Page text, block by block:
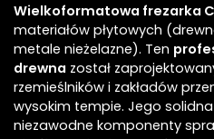
Wielkoformatowa frezarka
materiałów płytowych
metale nieżelazne). Ten
drewna został
rzemieślników i zakładów
wysokim tempie. Jego
niezawodne komponenty